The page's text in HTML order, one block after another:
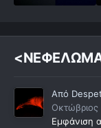
Από Despet
Εμφάνιση